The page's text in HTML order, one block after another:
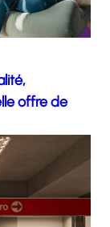
offre de